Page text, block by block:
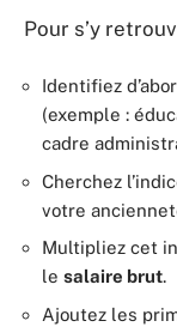
Pour s’y
Identifiez
(exemple :
cadre
Cherchez
votre
Multipliez cet
le salaire brut.
Ajoutez les